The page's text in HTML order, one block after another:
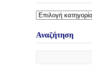
Διάφορες
Άρθρων
Αναζήτηση